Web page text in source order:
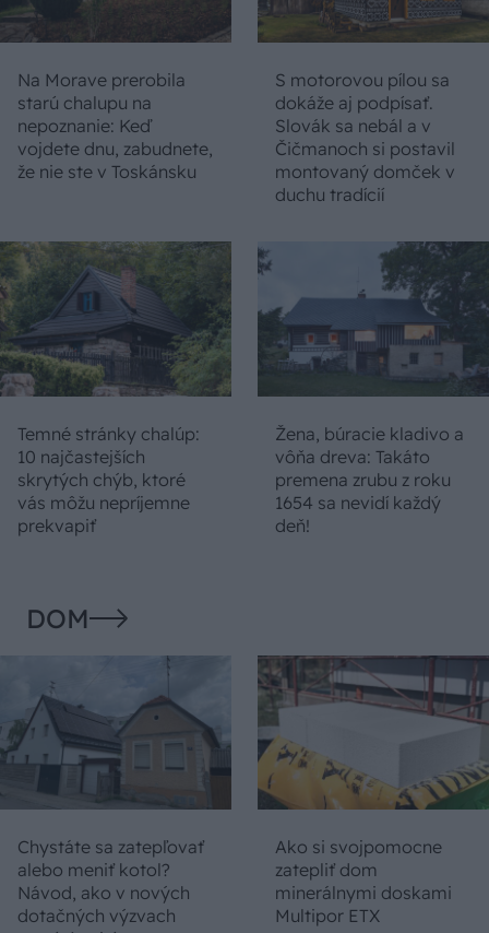
Na Morave prerobila
starú chalupu na
nepoznanie: Keď
vojdete dnu, zabudnete,
že nie ste v Toskánsku
S motorovou pílou sa
dokáže aj podpísať.
Slovák sa nebál a v
Čičmanoch si postavil
montovaný domček v
duchu tradícií
Temné stránky chalúp:
10 najčastejších
skrytých chýb, ktoré
vás môžu nepríjemne
prekvapiť
Žena, búracie kladivo a
vôňa dreva: Takáto
premena zrubu z roku
1654 sa nevidí každý
deň!
DOM
Chystáte sa zatepľovať
alebo meniť kotol?
Návod, ako v nových
dotačných výzvach
Ako si svojpomocne
zatepliť dom
minerálnymi doskami
Multipor ETX